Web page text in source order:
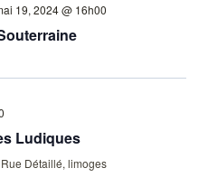
19, 2024 @ 16h00
Ludiques
Rue Détaillé, limoges